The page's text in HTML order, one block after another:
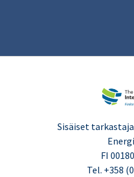
Sisäiset
FI
Tel. +358